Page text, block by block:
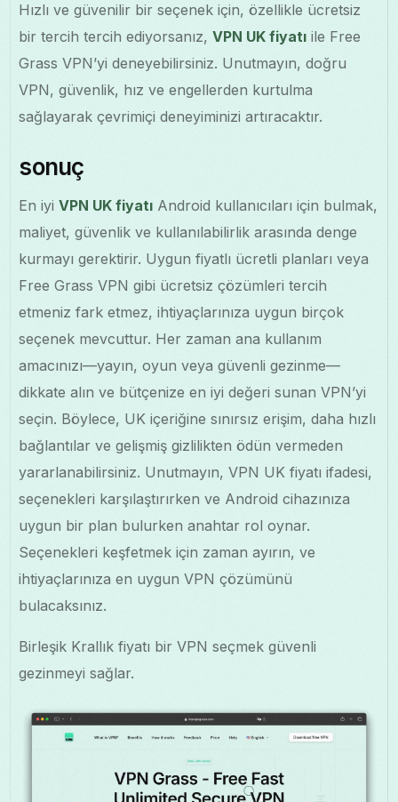
Hızlı ve güvenilir bir seçenek için, özellikle ücretsiz
bir tercih tercih ediyorsanız,VPN UK fiyatı ile Free
Grass VPN’yi deneyebilirsiniz. Unutmayın, doğru
VPN, güvenlik, hız ve engellerden kurtulma
sağlayarak çevrimiçi deneyiminizi artıracaktır.
sonuç
En iyiVPN UK fiyatı Android kullanıcıları için bulmak,
maliyet, güvenlik ve kullanılabilirlik arasında denge
kurmayı gerektirir. Uygun fiyatlı ücretli planları veya
Free Grass VPN gibi ücretsiz çözümleri tercih
etmeniz fark etmez, ihtiyaçlarınıza uygun birçok
seçenek mevcuttur. Her zaman ana kullanım
amacınızı—yayın, oyun veya güvenli gezinme—
dikkate alın ve bütçenize en iyi değeri sunan VPN’yi
seçin. Böylece, UK içeriğine sınırsız erişim, daha hızlı
bağlantılar ve gelişmiş gizlilikten ödün vermeden
yararlanabilirsiniz. Unutmayın, VPN UK fiyatı ifadesi,
seçenekleri karşılaştırırken ve Android cihazınıza
uygun bir plan bulurken anahtar rol oynar.
Seçenekleri keşfetmek için zaman ayırın, ve
ihtiyaçlarınıza en uygun VPN çözümünü
bulacaksınız.
Birleşik Krallık fiyatı bir VPN seçmek güvenli
gezinmeyi sağlar.